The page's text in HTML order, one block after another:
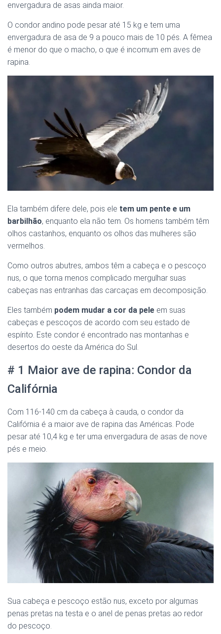
envergadura de asas ainda maior.
O condor andino pode pesar até 15 kg e tem uma
envergadura de asa de 9 a pouco mais de 10 pés. A fêmea
é menor do que o macho, o que é incomum em aves de
rapina.
Ela também difere dele, pois ele tem um pente e um
barbilhão, enquanto ela não tem. Os homens também têm
olhos castanhos, enquanto os olhos das mulheres são
vermelhos.
Como outros abutres, ambos têm a cabeça e o pescoço
nus, o que torna menos complicado mergulhar suas
cabeças nas entranhas das carcaças em decomposição.
Eles também podem mudar a cor da pele em suas
cabeças e pescoços de acordo com seu estado de
espírito. Este condor é encontrado nas montanhas e
desertos do oeste da América do Sul.
# 1 Maior ave de rapina: Condor da
Califórnia
Com 116-140 cm da cabeça à cauda, o condor da
Califórnia é a maior ave de rapina das Américas. Pode
pesar até 10,4 kg e ter uma envergadura de asas de nove
pés e meio.
Sua cabeça e pescoço estão nus, exceto por algumas
penas pretas na testa e o anel de penas pretas ao redor
do pescoço.